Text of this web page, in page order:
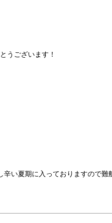
うございます！
い夏期に入っておりますので難